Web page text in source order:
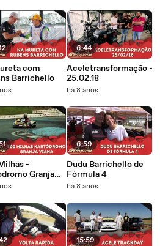
com
Barrichello
-
Granja
6:44
Aceletransformação -
25.02.18
há 8 anos
6:59
Dudu Barrichello de
Fórmula 4
há 8 anos
15:59